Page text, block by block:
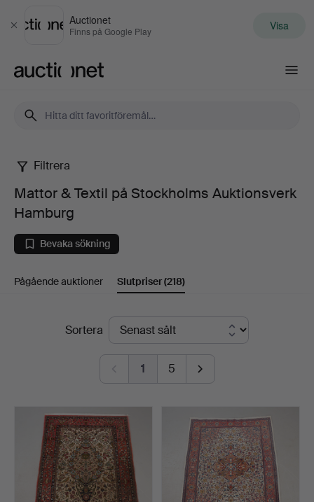
Stäng
Auctionet
Finns på Google Play Visa
Mattor
Textil
på
Auktionsverk
Filtrera
Mattor & Textil på Stockholms Auktionsverk
Hamburg
Bevaka sökning
Pågående auktioner Slutpriser(218)
SlutpriserSortera
1 5